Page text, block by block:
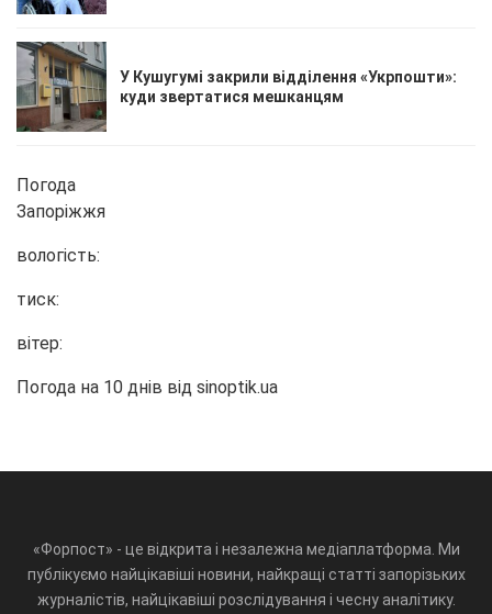
У Кушугумі закрили відділення «Укрпошти»:
куди звертатися мешканцям
Погода
Запоріжжя
вологість:
тиск:
вітер:
Погода на 10 днів від sinoptik.ua
«Форпост» - це відкрита і незалежна медіаплатформа. Ми
публікуємо найцікавіші новини, найкращі статті запорізьких
журналістів, найцікавіші розслідування і чесну аналітику.